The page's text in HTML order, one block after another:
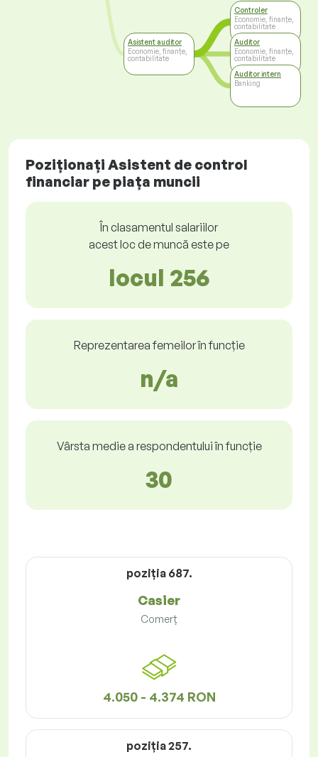
Asistent auditor
Economie, finanțe,
contabilitate
Controler
Economie, finanțe,
contabilitate
Auditor
Economie, finanțe,
contabilitate
Auditor intern
Banking
Poziționați Asistent de control
financiar pe piața muncii
În clasamentul salariilor
acest loc de muncă este pe
locul 256
Reprezentarea femeilor în funcție
n/a
Vârsta medie a respondentului în funcție
30
poziţia 687.
Casier
Comerț
4.050 - 4.374 RON
poziţia 257.